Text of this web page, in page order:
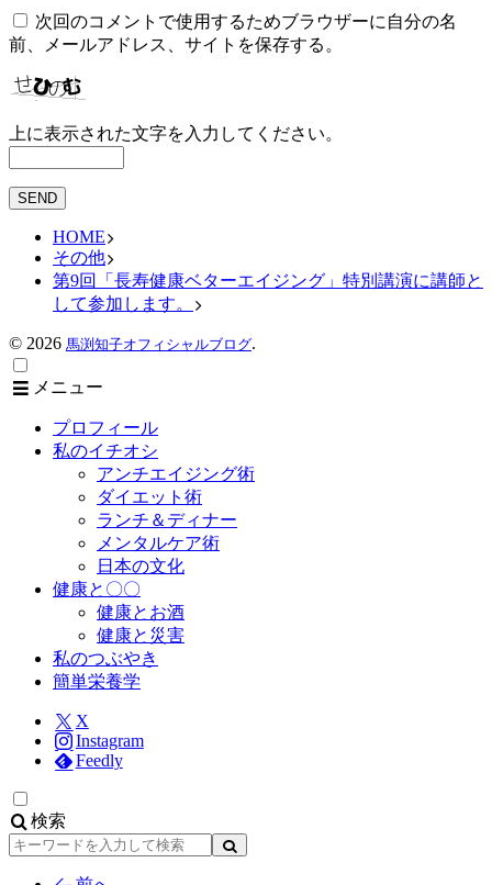
次回のコメントで使用するためブラウザーに自分の名
前、メールアドレス、サイトを保存する。
上に表示された文字を入力してください。
HOME
その他
第9回「長寿健康ベターエイジング」特別講演に講師と
して参加します。
© 2026 馬渕知子オフィシャルブログ.
メニュー
プロフィール
私のイチオシ
アンチエイジング術
ダイエット術
ランチ＆ディナー
メンタルケア術
日本の文化
健康と〇〇
健康とお酒
健康と災害
私のつぶやき
簡単栄養学
X
Instagram
Feedly
検索
検